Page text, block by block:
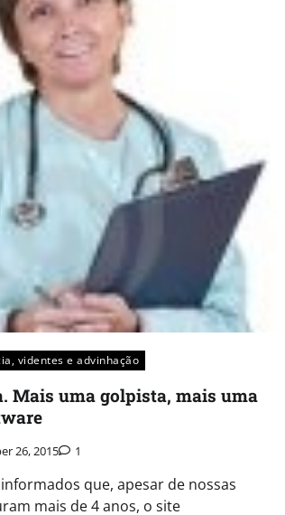
videntes e advinhação
Mais uma golpista, mais uma
26, 2015 1
que, apesar de nossas
mais de 4 anos, o site